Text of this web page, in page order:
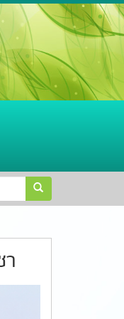
ผู้บัญชาการตำรวจแห่ง